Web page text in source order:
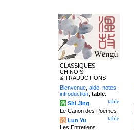
CLASSIQUES
CHINOIS
& TRADUCTIONS
Bienvenue aide notes
introduction table
table
诗 Shi Jing
Le Canon des Poèmes
table
论 Lun Yu
Les Entretiens